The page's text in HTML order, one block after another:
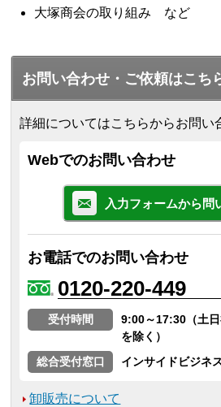
大塚商会の取り組み など
お問い合わせ・ご依頼はこち
詳細についてはこちらからお問い
Webでのお問い合わせ
入力フォームから問
お電話でのお問い合わせ
0120-220-449
受付時間
9:00～17:30（土
を除く）
総合受付窓口
インサイドビジネ
卸販売について